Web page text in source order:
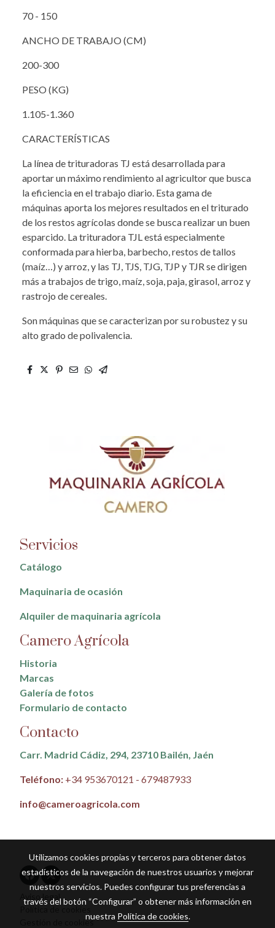
70 - 150
ANCHO DE TRABAJO (CM)
200-300
PESO (KG)
1.105-1.360
CARACTERÍSTICAS
La línea de trituradoras TJ está desarrollada para
aportar un máximo rendimiento al agricultor que busca
la eficiencia en el trabajo diario. Esta gama de
máquinas aporta los mejores resultados en el triturado
de los restos agrícolas donde se busca realizar un buen
esparcido. La trituradora TJL está especialmente
conformada para hierba, barbecho, restos de tallos
(maíz…) y arroz, y las TJ, TJS, TJG, TJP y TJR se dirigen
más a trabajos de trigo, maíz, soja, paja, girasol, arroz y
rastrojo de cereales.
Son máquinas que se caracterizan por su robustez y su
alto grado de polivalencia.
Servicios
Catálogo
Maquinaria de ocasión
Alquiler de maquinaria agrícola
Camero Agrícola
Historia
Marcas
Galería de fotos
Formulario de contacto
Contacto
Carr. Madrid Cádiz, 294, 23710 Bailén, Jaén
Teléfono: +34 953670121 - 679487933
info@cameroagricola.com
Aviso legal
Gestión de cookies
Utilizamos cookies propias y terceros para obtener datos
estadísticos de la navegación de nuestros usuarios y mejorar
nuestros servicios. Puedes configurar tus preferencias a
través del botón “Configurar” o obtener más información en
nuestra Política de cookies.